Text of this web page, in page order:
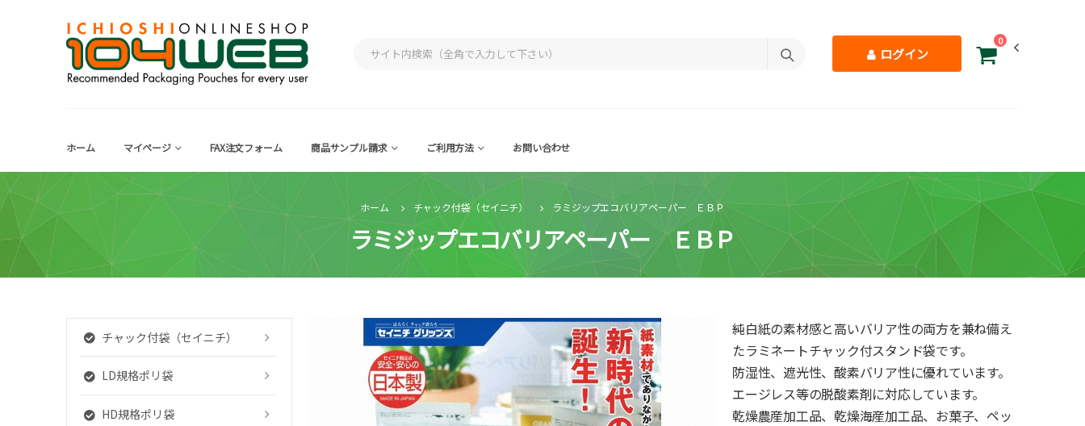
ログイン
0
ホーム マイページ FAX注文フォーム 商品サンプル請求 ご利用方法 お問い合わせ
ホーム チャック付袋（セイニチ） ラミジップエコバリアペーパー ＥＢＰ
ラミジップエコバリアペーパー ＥＢＰ
純白紙の素材感と高いバリア性の両方を兼ね備え
たラミネートチャック付スタンド袋です。
防湿性、遮光性、酸素バリア性に優れています。
エージレス等の脱酸素剤に対応しています。
乾燥農産加工品、乾燥海産加工品、お菓子、ペッ
チャック付袋（セイニチ）
LD規格ポリ袋
HD規格ポリ袋